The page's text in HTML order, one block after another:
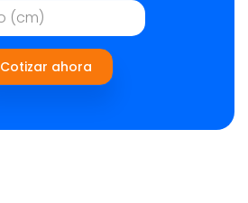
Cotizar ahora